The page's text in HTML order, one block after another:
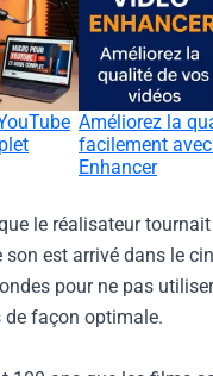
Améliorez la
facilement
Enhancer
le réalisateur
est arrivé dans le
pour ne pas
de façon optimale.